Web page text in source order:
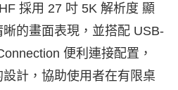
採用 27 吋 5K 解析度 顯
的畫面表現，並搭配 USB-
便利連接配置，
計，協助使用者在有限桌